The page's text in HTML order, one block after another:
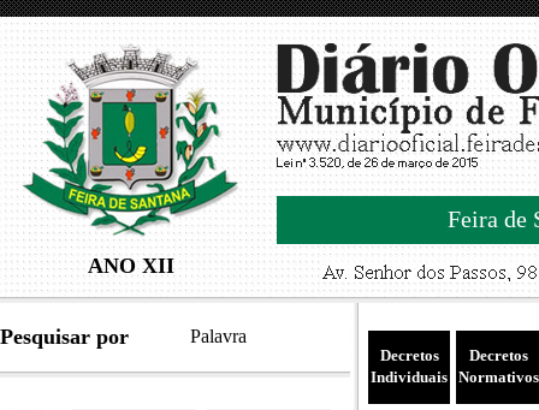
ANO XII
Feira de
Pesquisar por Palavra
Decretos
Individuais
Decretos
Normativos